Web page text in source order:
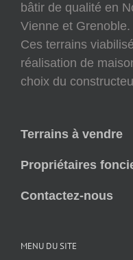
bâtir de qualité en
Vienne et Grenoble.
Ces terrains
réalisation de
choix du
Terrains à vendre
Propriétaires
Contactez-nous
MENU DU SITE